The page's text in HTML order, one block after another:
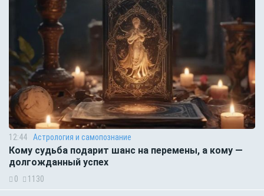
12:44 Астрология и самопознание
Кому судьба подарит шанс на перемены, а кому —
долгожданный успех
0 1130